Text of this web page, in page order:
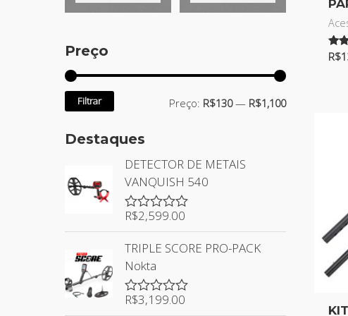
Preço
Filtrar Preço: R$130— R$1,100
Destaques
DETECTOR DE METAIS
VANQUISH 540
Avaliação
0
de
5
R$2,599.00
TRIPLE SCORE PRO-PACK
Nokta
Avaliação
R$3,199.00
5.00
R$